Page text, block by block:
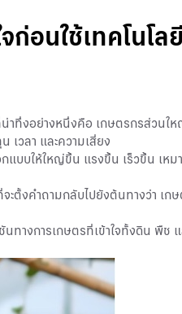
ก่อนใช้เทคโนโลยี
าทึ่งอย่างหนึ่งคือ เกษตรกรส่วน
เวลา และความเสี่ยง
บให้ใหญ่ขึ้น แรงขึ้น เร็วขึ้น เหม
งคำถามกลับไปยังต้นทางว่า เ
ทางการเกษตรที่เข้าใจทั้งดิน พืช